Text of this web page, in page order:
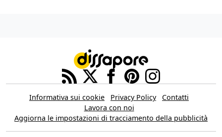
Informativa sui cookie Privacy Policy
Contatti
Lavora con noi
Aggiorna le impostazioni di tracciamento della pubblicità